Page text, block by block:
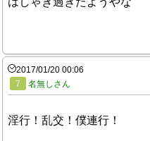
2017/01/20 00:06
7
名無しさん
淫行！乱交！僕連行！